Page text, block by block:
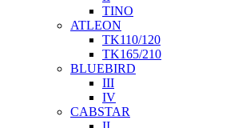
TINO
ATLEON
TK110/120
TK165/210
BLUEBIRD
III
IV
CABSTAR